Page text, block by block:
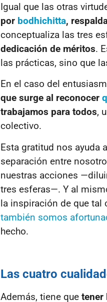
Igual que las otras
por bodhichitta,
conceptualiza las tres
dedicación de méritos.
las prácticas, sino que
En el caso del
que surge al reconocer
trabajamos para todos,
colectivo.
Esta gratitud nos ayuda
separación entre
nuestras acciones
tres esferas—. Y al
la inspiración de que tal
también somos
hecho.
Las cuatro
Además, tiene que tener